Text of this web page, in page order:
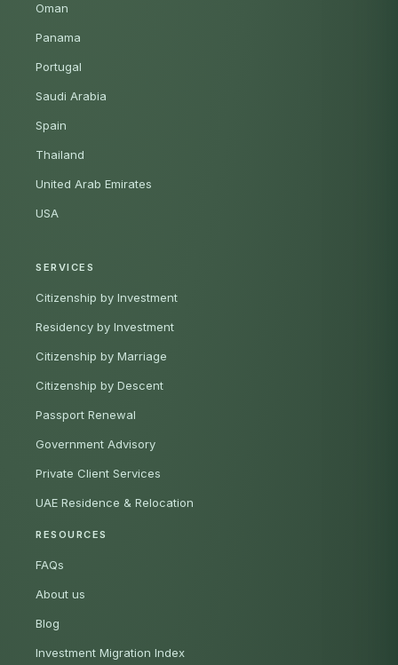
Oman
Panama
Portugal
Saudi Arabia
Spain
Thailand
United Arab Emirates
USA
SERVICES
Citizenship by Investment
Residency by Investment
Citizenship by Marriage
Citizenship by Descent
Passport Renewal
Government Advisory
Private Client Services
UAE Residence & Relocation
RESOURCES
FAQs
About us
Blog
Investment Migration Index